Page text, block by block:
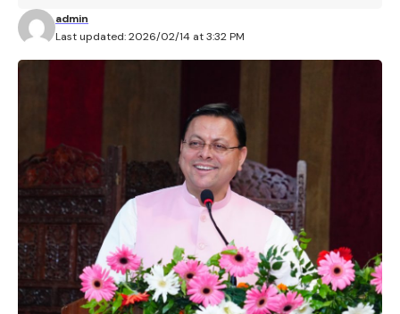
Last updated: 2026/02/14 at 3:32 PM
admin